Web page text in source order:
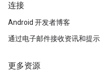
连接
Android 开发者博客
通过电子邮件接收资讯和提示
更多资源